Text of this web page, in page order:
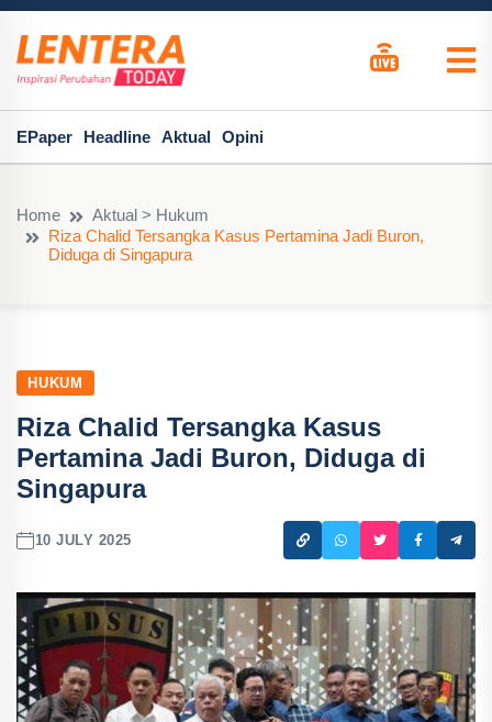
EPaper Headline Aktual Opini
Home
Aktual > Hukum
Riza Chalid Tersangka Kasus Pertamina Jadi Buron,
Diduga di Singapura
HUKUM
Riza Chalid Tersangka Kasus
Pertamina Jadi Buron, Diduga di
Singapura
10 JULY 2025